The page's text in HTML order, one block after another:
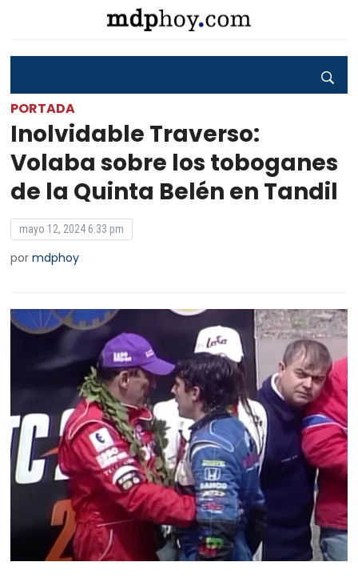
PORTADA
Inolvidable Traverso:
Volaba sobre los toboganes
de la Quinta Belén en Tandil
mayo 12, 2024 6:33 pm
pormdphoy